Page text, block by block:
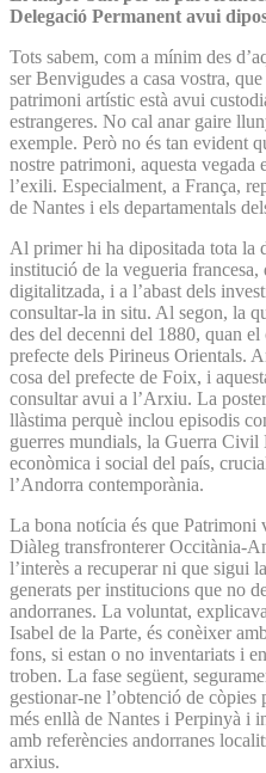
Delegació Permanent avui
Tots sabem, com a mínim des
ser Benvigudes a casa vostra,
patrimoni artístic està avui
estrangeres. No cal anar gaire
exemple. Però no és tan evident
nostre patrimoni, aquesta vegada
l’exili. Especialment, a França,
de Nantes i els departamentals
Al primer hi ha dipositada tota la
institució de la vegueria
digitalitzada, i a l’abast dels
consultar-la in situ. Al segon, la
des del decenni del 1880, quan
prefecte dels Pirineus Orientals.
cosa del prefecte de Foix, i
consultar avui a l’Arxiu. La
llàstima perquè inclou episodis
guerres mundials, la Guerra
econòmica i social del país,
l’Andorra contemporània.
La bona notícia és que Patrimoni
Diàleg transfronterer Occitània-
l’interès a recuperar ni que sigui
generats per institucions que no
andorranes. La voluntat,
Isabel de la Parte, és conèixer
fons, si estan o no inventariats i
troben. La fase següent,
gestionar-ne l’obtenció de
més enllà de Nantes i Perpinyà i
amb referències andorranes
arxius.